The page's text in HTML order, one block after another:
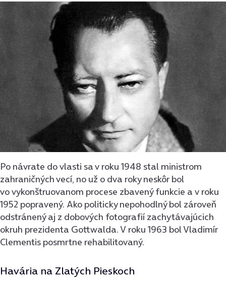
Po návrate do vlasti sa v roku 1948 stal ministrom
zahraničných vecí, no už o dva roky neskôr bol
vo vykonštruovanom procese zbavený funkcie a v roku
1952 popravený. Ako politicky nepohodlný bol zároveň
odstránený aj z dobových fotografií zachytávajúcich
okruh prezidenta Gottwalda. V roku 1963 bol Vladimír
Clementis posmrtne rehabilitovaný.
Havária na Zlatých Pieskoch